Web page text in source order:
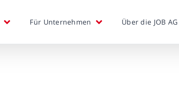
Für Unternehmen Über die JOB AG